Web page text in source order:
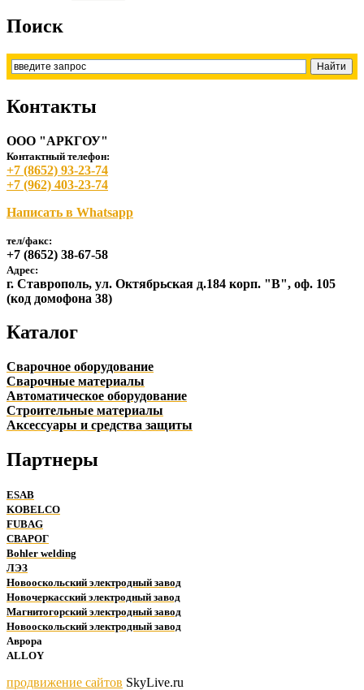
Поиск
Контакты
ООО "АРКГОУ"
Контактный телефон:
+7 (8652) 93-23-74
+7 (962) 403-23-74
Написать в Whatsapp
тел/факс:
+7 (8652) 38-67-58
Адрес:
г. Ставрополь, ул. Октябрьская д.184 корп. "В", оф. 105
(код домофона 38)
Каталог
Сварочное оборудование
Сварочные материалы
Автоматическое оборудование
Строительные материалы
Аксессуары и средства защиты
Партнеры
ESAB
KOBELCO
FUBAG
СВАРОГ
Bohler welding
ЛЭЗ
Новооскольский электродный завод
Новочеркасский электродный завод
Магнитогорский электродный завод
Новооскольский электродный завод
Аврора
ALLOY
продвижение сайтов SkyLive.ru